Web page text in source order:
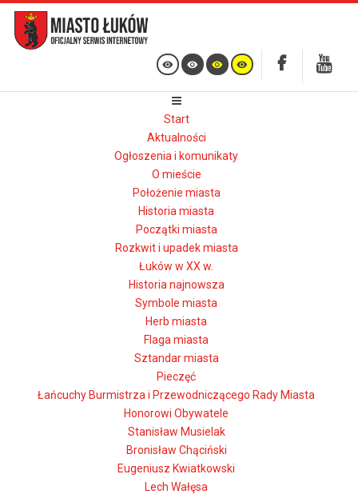
Start
Aktualności
Ogłoszenia i komunikaty
O mieście
Położenie miasta
Historia miasta
Początki miasta
Rozkwit i upadek miasta
Łuków w XX w.
Historia najnowsza
Symbole miasta
Herb miasta
Flaga miasta
Sztandar miasta
Pieczęć
Łańcuchy Burmistrza i Przewodniczącego Rady Miasta
Honorowi Obywatele
Stanisław Musielak
Bronisław Chąciński
Eugeniusz Kwiatkowski
Lech Wałęsa